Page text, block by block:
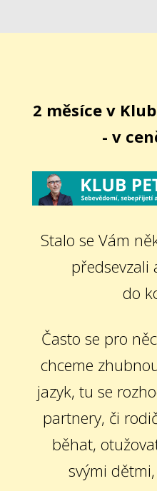
2 měsíce v
- v
Stalo se Vám
předsevzali
do
Často se pro
chceme
jazyk, tu se
partnery, či
běhat,
svými